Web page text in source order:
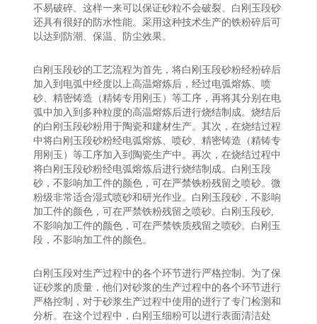
不易破碎。这样一来可以保证砂粒不会破裂。白刚玉段砂
还具有很好的防水性能。采用这种技术生产的铁粉碎后可
以达到防潮、保温、防尘效果。
白刚玉段砂的工艺流程为首先，将白刚玉段砂粉经粉碎后
加入到电弧中经度以上高温熔炼后，经过电弧熔炼、喷
砂、精密铸造（精铸专用刚玉）等工序，再将其分别在电
弧中加入到多种粒度的高温熔炼后进行烧结制成。烧结后
的白刚玉段砂粉用于陶瓷和建材生产。其次，在烧结过程
中将白刚玉段砂粉经电弧熔炼、喷砂、精密铸造（精铸专
用刚玉）等工序加入到陶瓷生产中。再次，在烧结过程中
将白刚玉段砂粉经电弧熔炼后进行烧结制成。白刚玉段
砂，不影响加工件的颜色，可在严禁铁粉残留之喷砂。微
粉级非常适合湿式喷砂和研光作业。白刚玉段砂，不影响
加工件的颜色，可在严禁铁粉残留之喷砂。白刚玉段砂,
不影响加工件的颜色，可在严禁铁质残留之喷砂。白刚玉
段，不影响加工件的颜色。
白刚玉段对生产过程中的各个环节进行严格控制。为了保
证砂浆的质量，他们对砂浆的生产过程中的各个环节进行
严格控制，对于砂浆生产过程中使用的进行了专门检测和
分析。在这个过程中，白刚玉细粉可以进行表面清洁处